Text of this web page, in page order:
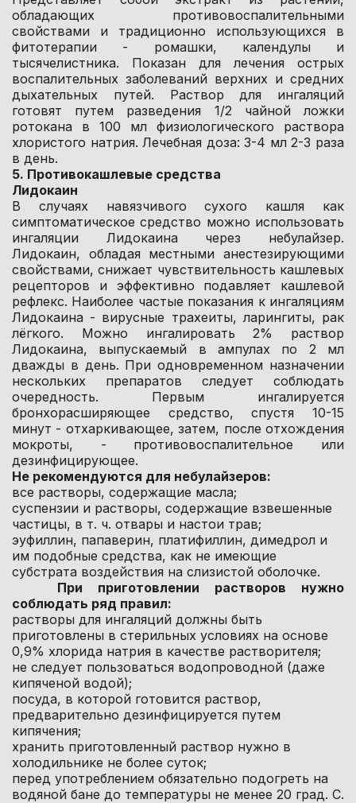
обладающих противовоспалительными
свойствами и традиционно использующихся в
фитотерапии - ромашки, календулы и
тысячелистника. Показан для лечения острых
воспалительных заболеваний верхних и средних
дыхательных путей. Раствор для ингаляций
готовят путем разведения 1/2 чайной ложки
ротокана в 100 мл физиологического раствора
хлористого натрия. Лечебная доза: 3-4 мл 2-3 раза
в день.
5. Противокашлевые средства
Лидокаин
В случаях навязчивого сухого кашля как
симптоматическое средство можно использовать
ингаляции Лидокаина через небулайзер.
Лидокаин, обладая местными анестезирующими
свойствами, снижает чувствительность кашлевых
рецепторов и эффективно подавляет кашлевой
рефлекс. Наиболее частые показания к ингаляциям
Лидокаина - вирусные трахеиты, ларингиты, рак
лёгкого. Можно ингалировать 2% раствор
Лидокаина, выпускаемый в ампулах по 2 мл
дважды в день. При одновременном назначении
нескольких препаратов следует соблюдать
очередность. Первым ингалируется
бронхорасширяющее средство, спустя 10-15
минут - отхаркивающее, затем, после отхождения
мокроты, - противовоспалительное или
дезинфицирующее.
Не рекомендуются для небулайзеров:
все растворы, содержащие масла;
суспензии и растворы, содержащие взвешенные
частицы, в т. ч. отвары и настои трав;
эуфиллин, папаверин, платифиллин, димедрол и
им подобные средства, как не имеющие
субстрата воздействия на слизистой оболочке.
При приготовлении растворов нужно
соблюдать ряд правил:
растворы для ингаляций должны быть
приготовлены в стерильных условиях на основе
0,9% хлорида натрия в качестве растворителя;
не следует пользоваться водопроводной (даже
кипяченой водой);
посуда, в которой готовится раствор,
предварительно дезинфицируется путем
кипячения;
хранить приготовленный раствор нужно в
холодильнике не более суток;
перед употреблением обязательно подогреть на
водяной бане до температуры не менее 20 град. С.